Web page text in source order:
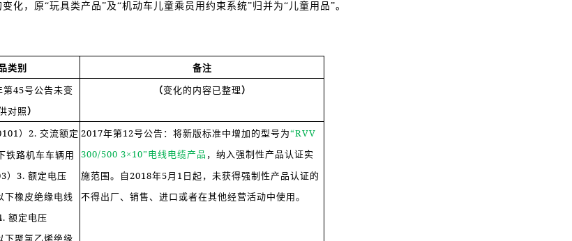
化，原“玩具类产品”及“机动车儿童乘员用约束系统”归并为“儿童用品”。
类别
备注
45号公告未变
对照）
（变化的内容已整理）
）2. 交流额定
铁路机车车辆用
）3. 额定电压
橡皮绝缘电线
额定电压
聚氯乙烯绝缘
2017年第12号公告：将新版标准中增加的型号为“RVV
300/500 3×10” 电线电缆产品 ，纳入强制性产品认证实
施范围。自2018年5月1日起，未获得强制性产品认证的
不得出厂、销售、进口或者在其他经营活动中使用。